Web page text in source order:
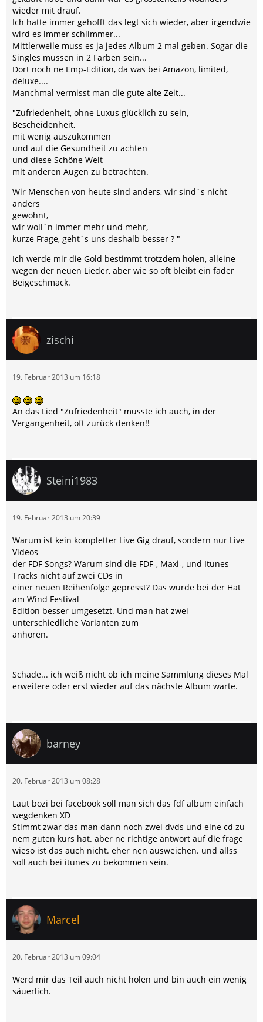
wieder mit drauf.
Ich hatte immer gehofft das legt sich wieder, aber irgendwie
wird es immer schlimmer...
Mittlerweile muss es ja jedes Album 2 mal geben. Sogar die
Singles müssen in 2 Farben sein...
Dort noch ne Emp-Edition, da was bei Amazon, limited,
deluxe....
Manchmal vermisst man die gute alte Zeit...
"Zufriedenheit, ohne Luxus glücklich zu sein,
Bescheidenheit,
mit wenig auszukommen
und auf die Gesundheit zu achten
und diese Schöne Welt
mit anderen Augen zu betrachten.
Wir Menschen von heute sind anders, wir sind`s nicht
anders
gewohnt,
wir woll`n immer mehr und mehr,
kurze Frage, geht`s uns deshalb besser ? "
Ich werde mir die Gold bestimmt trotzdem holen, alleine
wegen der neuen Lieder, aber wie so oft bleibt ein fader
Beigeschmack.
zischi
19. Februar 2013 um 16:18
An das Lied "Zufriedenheit" musste ich auch, in der
Vergangenheit, oft zurück denken!!
Steini1983
19. Februar 2013 um 20:39
Warum ist kein kompletter Live Gig drauf, sondern nur Live
Videos
der FDF Songs? Warum sind die FDF-, Maxi-, und Itunes
Tracks nicht auf zwei CDs in
einer neuen Reihenfolge gepresst? Das wurde bei der Hat
am Wind Festival
Edition besser umgesetzt. Und man hat zwei
unterschiedliche Varianten zum
anhören.
Schade... ich weiß nicht ob ich meine Sammlung dieses Mal
erweitere oder erst wieder auf das nächste Album warte.
barney
20. Februar 2013 um 08:28
Laut bozi bei facebook soll man sich das fdf album einfach
wegdenken XD
Stimmt zwar das man dann noch zwei dvds und eine cd zu
nem guten kurs hat. aber ne richtige antwort auf die frage
wieso ist das auch nicht. eher nen ausweichen. und allss
soll auch bei itunes zu bekommen sein.
Marcel
20. Februar 2013 um 09:04
Werd mir das Teil auch nicht holen und bin auch ein wenig
säuerlich.